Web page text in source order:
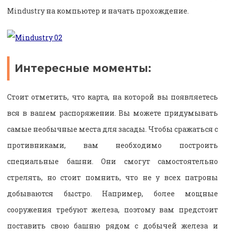
Mindustry на компьютер и начать прохождение.
Интересные моменты:
Стоит отметить, что карта, на которой вы появляетесь
вся в вашем распоряжении. Вы можете придумывать
самые необычные места для засады. Чтобы сражаться с
противниками, вам необходимо построить
специальные башни. Они смогут самостоятельно
стрелять, но стоит помнить, что не у всех патроны
добываются быстро. Например, более мощные
сооружения требуют железа, поэтому вам предстоит
поставить свою башню рядом с добычей железа и